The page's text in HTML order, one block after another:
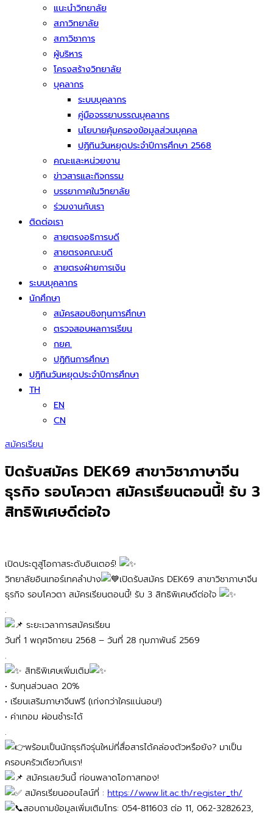
แนะนำวิทยาลัย
สภาวิทยาลัย
สภาวิชาการ
ผู้บริหาร
โครงสร้างวิทยาลัย
บุคลากร
ระบบบุคลากร
คู่มือจรรยาบรรณบุคลากร
นโยบายคุ้มครองข้อมูลส่วนบุคคล
ปฏิทินวันหยุดประจำปีการศึกษา 2568
คณะและหน่วยงาน
ข่าวสารและกิจกรรม
บรรยากาศในวิทยาลัย
ร่วมงานกับเรา
ติดต่อเรา
สายตรงอธิการบดี
สายตรงคณะบดี
สายตรงฝ่ายการเงิน
ระบบบุคลากร
นักศึกษา
สมัครสอบชิงทุนการศึกษา
ตรวจสอบผลการเรียน
กยศ.
ปฏิทินการศึกษา
ปฏิทินวันหยุดประจำปีการศึกษา
TH
EN
CN
สมัครเรียน
ปิดรับสมัคร DEK69 สาขาวิชาภาษาจีน
ธุรกิจ รอบโควตา สมัครเรียนตอนนี้! รับ 3
สิทธิพิเศษดีต่อใจ
เปิดประตูสู่โอกาสระดับอินเตอร์!
วิทยาลัยอินเทอร์เทคลำปาง
เปิดรับสมัคร DEK69 สาขาวิชาภาษาจีน
ธุรกิจ รอบโควตา สมัครเรียนตอนนี้! รับ 3 สิทธิพิเศษดีต่อใจ
.
ระยะเวลาการสมัครเรียน
วันที่ 1 พฤศจิกายน 2568 – วันที่ 28 กุมภาพันธ์ 2569
.
สิทธิพิเศษเพิ่มเติม
• รับทุนส่วนลด 20%
• เรียนเสริมภาษาจีนฟรี (เก่งกว่าใครแน่นอน!)
• ค่าเทอม ผ่อนชำระได้
.
พร้อมเป็นนักธุรกิจรุ่นใหม่ที่สื่อสารได้คล่องตัวหรือยัง? มาเป็น
ครอบครัวเดียวกับเรา!
สมัครเลยวันนี้ ก่อนพลาดโอกาสทอง!
สมัครเรียนออนไลน์ที่ : https://www.lit.ac.th/register_th/
สอบถามข้อมูลเพิ่มเติมโทร: 054-811603 ต่อ 11, 062-3282623,